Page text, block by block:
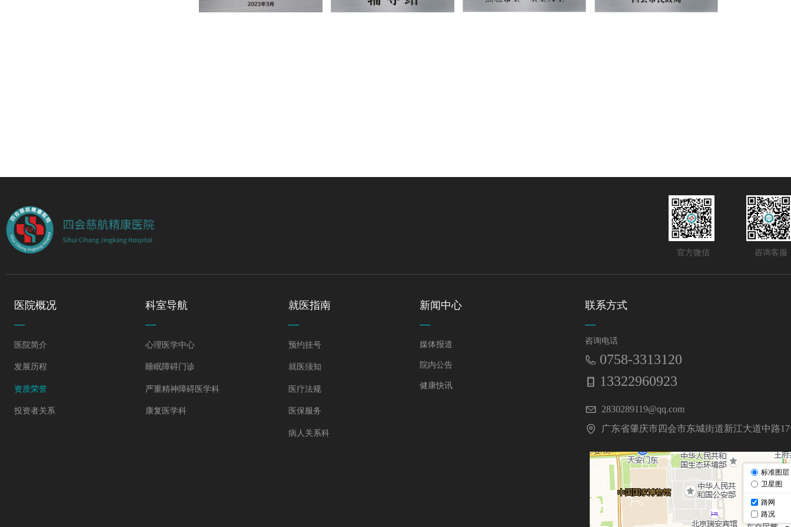
官方微信 咨询客服
联系方式
—
咨询电话
2830289119@qq.com
广东省肇庆市四会市东城街道新江大道中路
0758-3313120
13322960923
医院概况
—
医院简介
发展历程
资质荣誉
投资者关系
科室导航
—
心理医学中心
睡眠障碍门诊
严重精神障碍医学科
康复医学科
就医指南
—
预约挂号
就医须知
医疗法规
医保服务
病人关系科
新闻中心
—
媒体报道
院内公告
健康快讯